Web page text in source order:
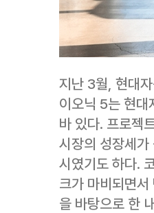
지난 3월, 현대
이오닉 5는 현
바 있다. 프로젝
시장의 성장세
시였기도 하다.
크가 마비되면
을 바탕으로 한